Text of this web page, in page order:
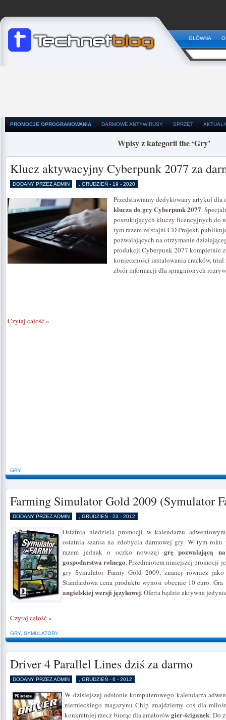
GŁÓWNA
PROMOCJE OPROGRAMOWANIA DARMOWE ANTYWIRUSY SPRZĘT
Wpisy z kategorii the ‘Gry’
Klucz aktywacyjny Cyberpunk 2077 za
DODANY PRZEZ ADMIN , GRUDZIEŃ - 19 - 2020
Przedstawiamy dedykowany artykuł
klucza do gry Cyberpunk 2077.
poszukujących kluczy licencyjnych do
tym razem ze stajni CD Projekt,
pozwalających na otrzymanie
produkcji Cyberpunk 2077 kompletnie
konieczności instalowania cracków,
zbiór informacji dla spragnionych
Czytaj całość »
GRY
Farming Simulator Gold 2009 (Symulator
DODANY PRZEZ ADMIN , GRUDZIEŃ - 23 - 2012
Ostatnia niedziela promocji w kalendarzu
ostatnia szansa na zdobycia darmowej gry. W tym
razem jednak o oczko nowszą) grę pozwalającą
gospodarstwa rolnego. Przedmiotem niniejszej promocji
gry Symulator Farmy Gold 2009, znanej również
Standardowa cena produktu wynosi obecnie 10 euro.
angielskiej wersji językowej. Oferta będzie aktywna
Czytaj całość »
GRY, SYMULATORY
Driver 4 Parallel Lines dziś za darmo
DODANY PRZEZ ADMIN , GRUDZIEŃ - 6 - 2012
W dzisiejszej odsłonie komputerowego kalendarza
niemieckiego magazynu Chip znajdziemy coś dla
konkretniej rzecz biorąc dla amatorówgier-ściganek. Do